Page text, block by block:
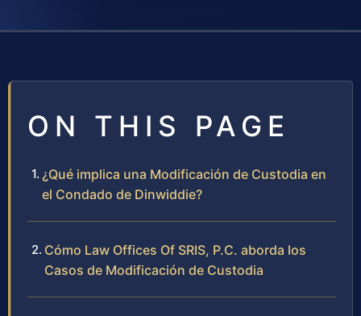
ON THIS PAGE
¿Qué implica una Modificación de Custodia en
el Condado de Dinwiddie?
Cómo Law Offices Of SRIS, P.C. aborda los
Casos de Modificación de Custodia